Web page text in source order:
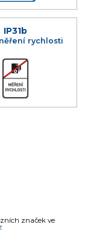
IP31b
rychlosti
značek ve